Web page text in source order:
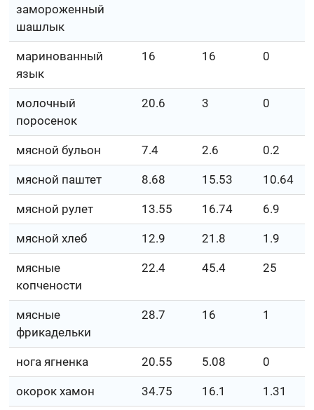
замороженный
шашлык
маринованный
язык
16 16 0
молочный
поросенок
20.6 3 0
мясной бульон 7.4 2.6 0.2
мясной паштет 8.68 15.53 10.64
мясной рулет 13.55 16.74 6.9
мясной хлеб 12.9 21.8 1.9
мясные
копчености
22.4 45.4 25
мясные
фрикадельки
28.7 16 1
нога ягненка 20.55 5.08 0
окорок хамон 34.75 16.1 1.31